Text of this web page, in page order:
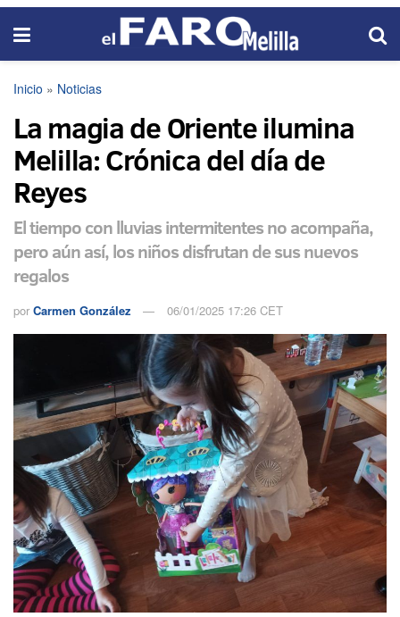
Inicio » Noticias
La magia de Oriente ilumina
Melilla: Crónica del día de
Reyes
El tiempo con lluvias intermitentes no acompaña,
pero aún así, los niños disfrutan de sus nuevos
regalos
por Carmen González 06/01/2025 17:26 CET